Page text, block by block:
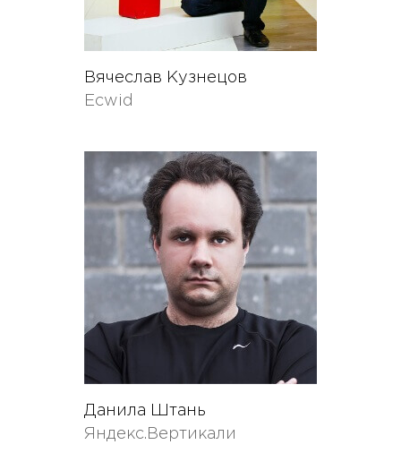
Вячеслав Кузнецов
Ecwid
Данила Штань
Яндекс.Вертикали